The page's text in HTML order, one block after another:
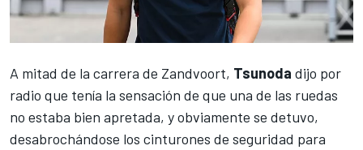
A mitad de la carrera de Zandvoort, Tsunoda dijo por
radio que tenía la sensación de que una de las ruedas
no estaba bien apretada, y obviamente se detuvo,
desabrochándose los cinturones de seguridad para